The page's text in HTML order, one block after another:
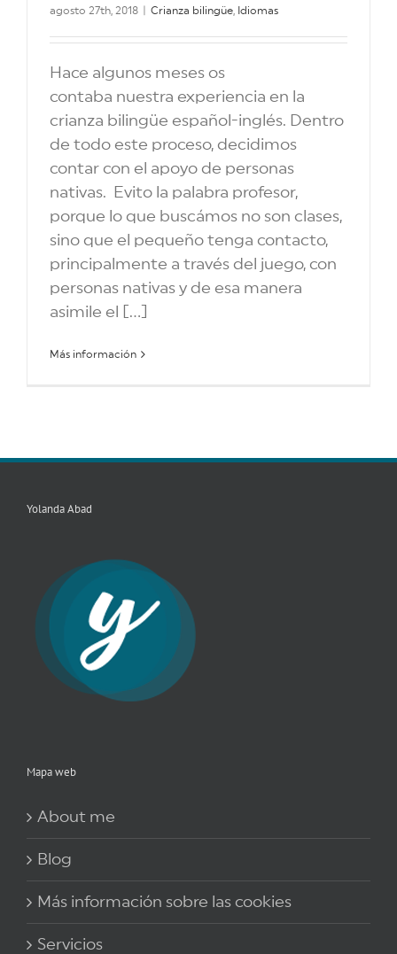
agosto 27th, 2018 Crianza bilingüe Idiomas
Hace algunos meses os
contaba nuestra experiencia en la
crianza bilingüe español-inglés. Dentro
de todo este proceso, decidimos
contar con el apoyo de personas
nativas. Evito la palabra profesor,
porque lo que buscámos no son clases,
sino que el pequeño tenga contacto,
principalmente a través del juego, con
personas nativas y de esa manera
asimile el [...]
Más información
Yolanda Abad
Mapa web
About me
Blog
Más información sobre las cookies
Servicios